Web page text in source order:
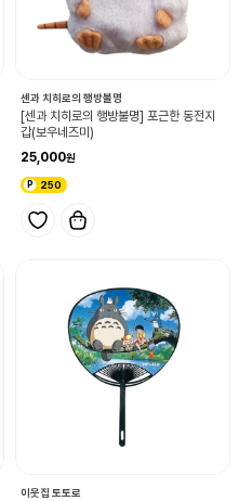
센과 치히로의 행방불명
[센과 치히로의 행방불명] 포근한 동전지
갑(보우네즈미)
25,000
250
이웃집 토토로